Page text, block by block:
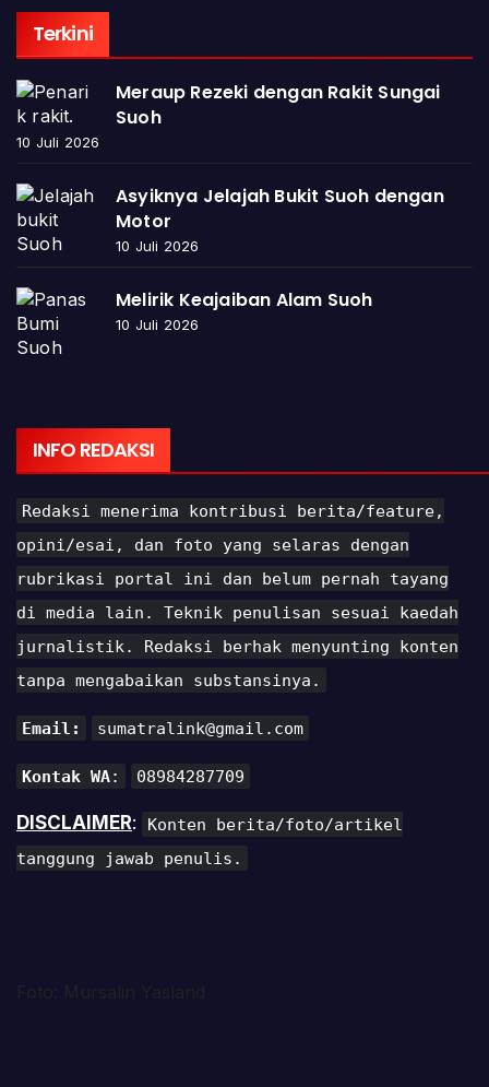
Terkini
Meraup Rezeki dengan Rakit Sungai
Suoh
10 Juli 2026
Asyiknya Jelajah Bukit Suoh dengan
Motor
10 Juli 2026
Melirik Keajaiban Alam Suoh
10 Juli 2026
INFO REDAKSI
Redaksi menerima kontribusi berita/feature,
opini/esai, dan foto yang selaras dengan
rubrikasi portal ini dan belum pernah tayang
di media lain. Teknik penulisan sesuai kaedah
jurnalistik. Redaksi berhak menyunting konten
tanpa mengabaikan substansinya.
Email: sumatralink@gmail.com
Kontak WA: 08984287709
DISCLAIMER:
Konten berita/foto/artikel
tanggung jawab penulis.